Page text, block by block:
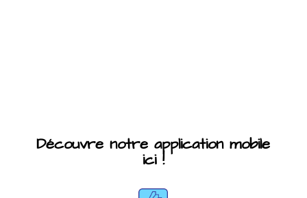
Découvre notre application mobile
ici !